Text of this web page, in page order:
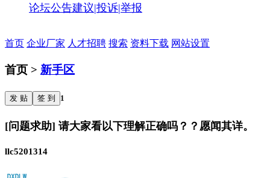
论坛公告建议|投诉|举报
首页 企业厂家 人才招聘 搜索 资料下载 网站设置
首页 > 新手区
发 贴 签 到 1
[问题求助] 请大家看以下理解正确吗？？愿闻其详。
llc5201314